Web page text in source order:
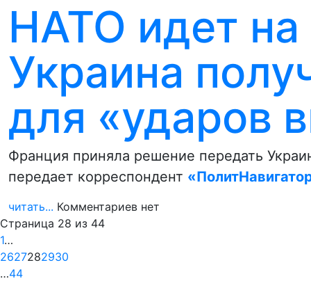
НАТО идет
Украина
для «ударов
Франция приняла решение передать
передает корреспондент
читать... Комментариев нет
Страница 28 из 44
1…
2627282930
…44